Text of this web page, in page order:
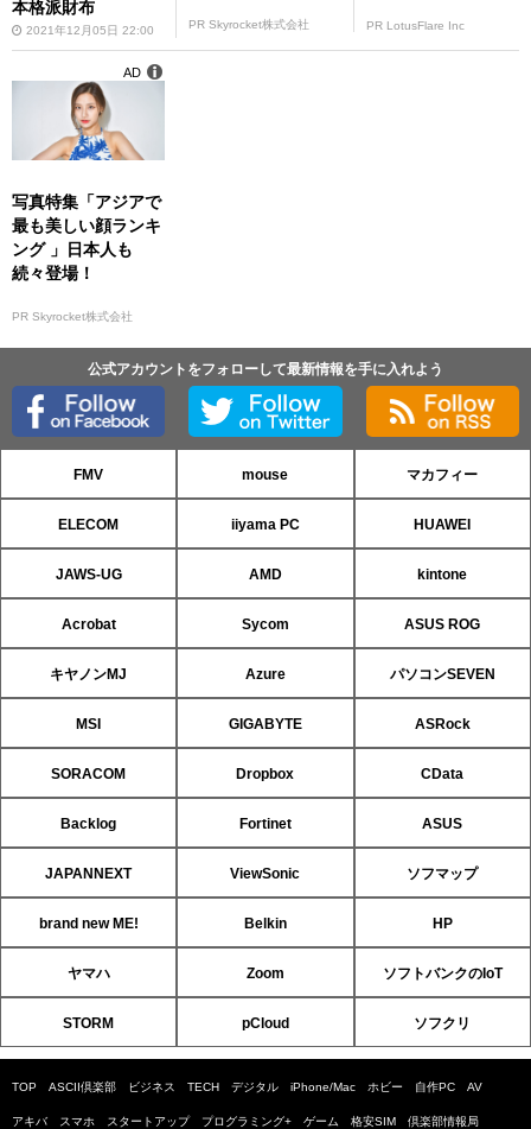
本格派財布
2021年12月05日 22:00 PR Skyrocket株式会社 PR LotusFlare Inc
写真特集「アジアで
最も美しい顔ランキ
ング 」日本人も
続々登場！
PR Skyrocket株式会社
AD
公式アカウントをフォローして最新情報を手に入れよう
FMV mouse マカフィー
ELECOM iiyama PC HUAWEI
JAWS-UG AMD kintone
Acrobat Sycom ASUS ROG
キヤノンMJ Azure パソコンSEVEN
MSI GIGABYTE ASRock
SORACOM Dropbox CData
Backlog Fortinet ASUS
JAPANNEXT ViewSonic ソフマップ
brand new ME! Belkin HP
ヤマハ Zoom ソフトバンクのIoT
STORM pCloud ソフクリ
TOP ASCII倶楽部 ビジネス TECH デジタル iPhone/Mac ホビー 自作PC AV
アキバ スマホ スタートアップ プログラミング+ ゲーム 格安SIM 倶楽部情報局